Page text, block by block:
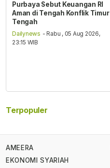
Purbaya Sebut Keuangan RI
Aman di Tengah Konflik Timur
Tengah
Dailynews - Rabu , 05 Aug 2026,
23:15 WIB
Terpopuler
AMEERA
EKONOMI SYARIAH